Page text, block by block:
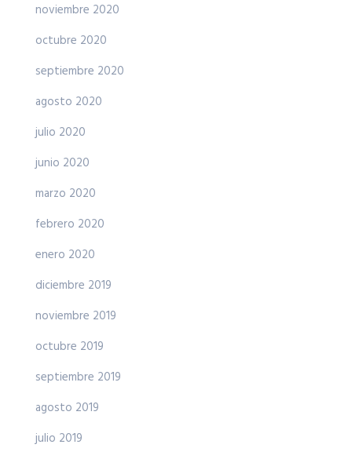
noviembre 2020
octubre 2020
septiembre 2020
agosto 2020
julio 2020
junio 2020
marzo 2020
febrero 2020
enero 2020
diciembre 2019
noviembre 2019
octubre 2019
septiembre 2019
agosto 2019
julio 2019